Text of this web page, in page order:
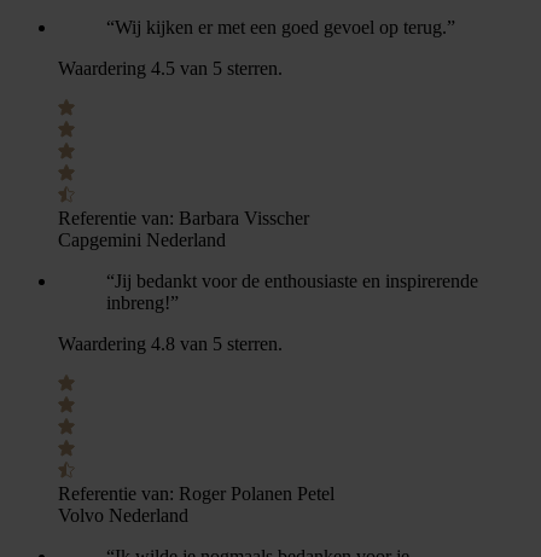
“Wij kijken er met een goed gevoel op terug.”
Waardering 4.5 van 5 sterren.
Referentie van: Barbara Visscher
Capgemini Nederland
“Jij bedankt voor de enthousiaste en inspirerende
inbreng!”
Waardering 4.8 van 5 sterren.
Referentie van: Roger Polanen Petel
Volvo Nederland